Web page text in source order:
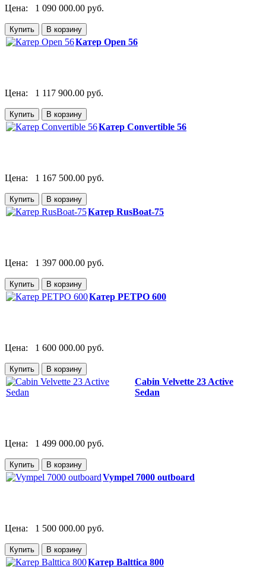
Цена: 1 090 000.00 руб.
Катер Open 56
Цена: 1 117 900.00 руб.
Катер Convertible 56
Цена: 1 167 500.00 руб.
Катер RusBoat-75
Цена: 1 397 000.00 руб.
Катер РЕТРО 600
Цена: 1 600 000.00 руб.
Cabin Velvette 23 Active
Sedan
Цена: 1 499 000.00 руб.
Vympel 7000 outboard
Цена: 1 500 000.00 руб.
Катер Balttica 800